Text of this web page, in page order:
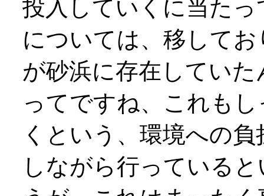
投入していくに当た
については、移して
が砂浜に存在してい
ってですね、これも
くという、環境への
しながら行っている